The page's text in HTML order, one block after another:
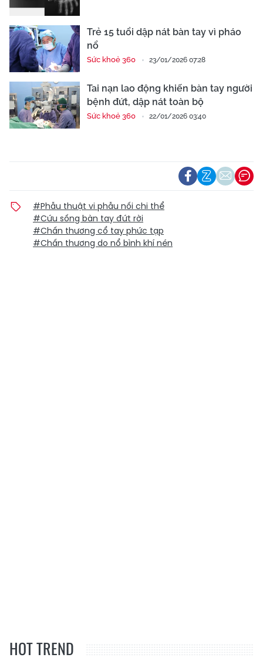
Trẻ 15 tuổi dập nát bàn tay vì pháo
nổ
Sức khoẻ 360 23/01/2026 07:28
Tai nạn lao động khiến bàn tay người
bệnh đứt, dập nát toàn bộ
Sức khoẻ 360 22/01/2026 03:40
#Phẫu thuật vi phẫu nối chi thể
#Cứu sống bàn tay đứt rời
#Chấn thương cổ tay phức tạp
#Chấn thương do nổ bình khí nén
HOT TREND